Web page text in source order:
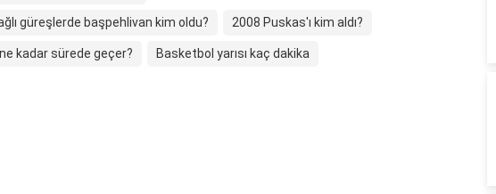
güreşlerde başpehlivan kim oldu? 2008 Puskas'ı kim aldı?
kadar sürede geçer? Basketbol yarısı kaç dakika